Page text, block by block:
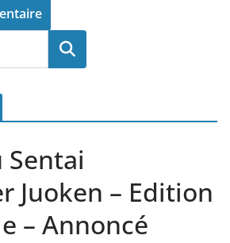
Rechercher
Juoken – Edition
– Annoncé